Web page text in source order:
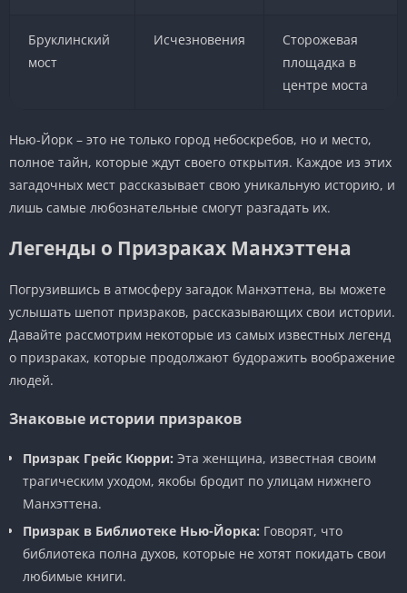
Бруклинский
мост
Исчезновения
Сторожевая
площадка в
центре моста
Нью-Йорк – это не только город небоскребов, но и место,
полное тайн, которые ждут своего открытия. Каждое из этих
загадочных мест рассказывает свою уникальную историю, и
лишь самые любознательные смогут разгадать их.
Легенды о Призраках Манхэттена
Погрузившись в атмосферу загадок Манхэттена, вы можете
услышать шепот призраков, рассказывающих свои истории.
Давайте рассмотрим некоторые из самых известных легенд
о призраках, которые продолжают будоражить воображение
людей.
Знаковые истории призраков
Призрак Грейс Кюрри: Эта женщина, известная своим
трагическим уходом, якобы бродит по улицам нижнего
Манхэттена.
Призрак в Библиотеке Нью-Йорка: Говорят, что
библиотека полна духов, которые не хотят покидать свои
любимые книги.